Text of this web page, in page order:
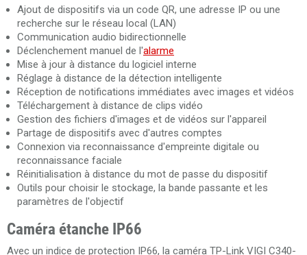
Ajout de dispositifs via un code QR, une adresse IP ou une
recherche sur le réseau local (LAN)
Communication audio bidirectionnelle
Déclenchement manuel de l'alarme
Mise à jour à distance du logiciel interne
Réglage à distance de la détection intelligente
Réception de notifications immédiates avec images et vidéos
Téléchargement à distance de clips vidéo
Gestion des fichiers d'images et de vidéos sur l'appareil
Partage de dispositifs avec d'autres comptes
Connexion via reconnaissance d'empreinte digitale ou
reconnaissance faciale
Réinitialisation à distance du mot de passe du dispositif
Outils pour choisir le stockage, la bande passante et les
paramètres de l'objectif
Caméra étanche IP66
Avec un indice de protection IP66, la caméra TP-Link VIGI C340-